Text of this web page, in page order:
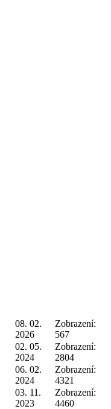
08. 02.
2026
Zobrazení:
567
02. 05.
2024
Zobrazení:
2804
06. 02.
2024
Zobrazení:
4321
03. 11.
2023
Zobrazení:
4460